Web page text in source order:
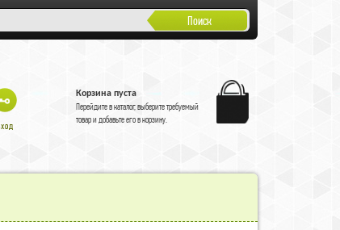
Поиск
Корзина пуста
Перейдите вкаталог, выберите требуемый
товар и добавьте его в корзину.